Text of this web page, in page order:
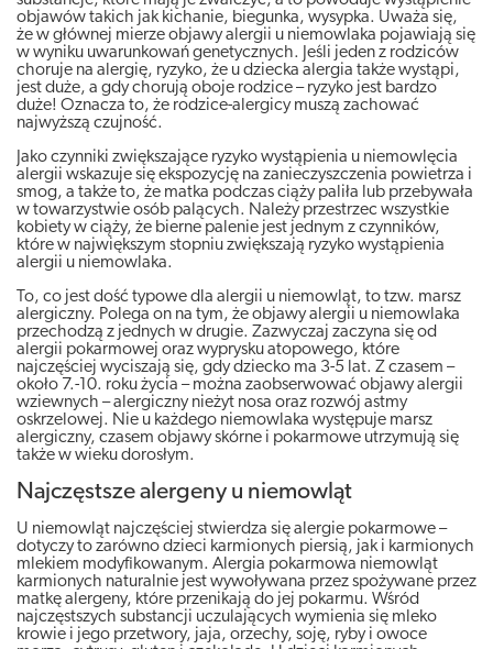
objawów takich jak kichanie, biegunka, wysypka. Uważa się,
że w głównej mierze objawy alergii u niemowlaka pojawiają się
w wyniku uwarunkowań genetycznych. Jeśli jeden z rodziców
choruje na alergię, ryzyko, że u dziecka alergia także wystąpi,
jest duże, a gdy chorują oboje rodzice – ryzyko jest bardzo
duże! Oznacza to, że rodzice-alergicy muszą zachować
najwyższą czujność.
Jako czynniki zwiększające ryzyko wystąpienia u niemowlęcia
alergii wskazuje się ekspozycję na zanieczyszczenia powietrza i
smog, a także to, że matka podczas ciąży paliła lub przebywała
w towarzystwie osób palących. Należy przestrzec wszystkie
kobiety w ciąży, że bierne palenie jest jednym z czynników,
które w największym stopniu zwiększają ryzyko wystąpienia
alergii u niemowlaka.
To, co jest dość typowe dla alergii u niemowląt, to tzw. marsz
alergiczny. Polega on na tym, że objawy alergii u niemowlaka
przechodzą z jednych w drugie. Zazwyczaj zaczyna się od
alergii pokarmowej oraz wyprysku atopowego, które
najczęściej wyciszają się, gdy dziecko ma 3-5 lat. Z czasem –
około 7.-10. roku życia – można zaobserwować objawy alergii
wziewnych – alergiczny nieżyt nosa oraz rozwój astmy
oskrzelowej. Nie u każdego niemowlaka występuje marsz
alergiczny, czasem objawy skórne i pokarmowe utrzymują się
także w wieku dorosłym.
Najczęstsze alergeny u niemowląt
U niemowląt najczęściej stwierdza się alergie pokarmowe –
dotyczy to zarówno dzieci karmionych piersią, jak i karmionych
mlekiem modyfikowanym. Alergia pokarmowa niemowląt
karmionych naturalnie jest wywoływana przez spożywane przez
matkę alergeny, które przenikają do jej pokarmu. Wśród
najczęstszych substancji uczulających wymienia się mleko
krowie i jego przetwory, jaja, orzechy, soję, ryby i owoce